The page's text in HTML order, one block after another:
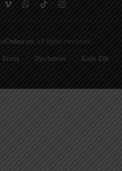
VimeoWhatsApp
TikTokInstagram
. All rights reserved.
Bisnis Disclaimer Kode Etik